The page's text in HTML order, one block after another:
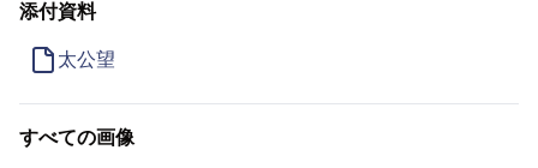
添付資料
太公望
すべての画像